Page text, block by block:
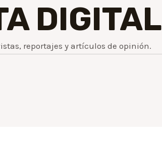
DIGITAL
reportajes y artículos de opinión.